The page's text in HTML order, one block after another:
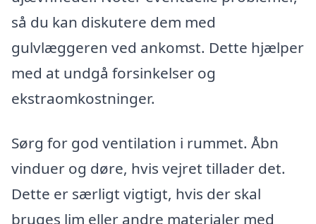
så du kan diskutere dem med
gulvlæggeren ved ankomst. Dette hjælper
med at undgå forsinkelser og
ekstraomkostninger.
Sørg for god ventilation i rummet. Åbn
vinduer og døre, hvis vejret tillader det.
Dette er særligt vigtigt, hvis der skal
bruges lim eller andre materialer med